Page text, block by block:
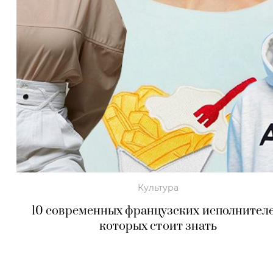
Культура
10 современных французских
которых стоит знать